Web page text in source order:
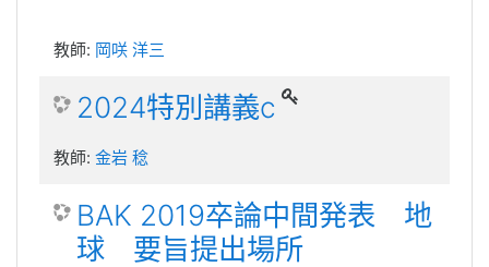
教師: 岡咲 洋三
2024特別講義c
教師: 金岩 稔
BAK 2019卒論中間発表 地
球 要旨提出場所